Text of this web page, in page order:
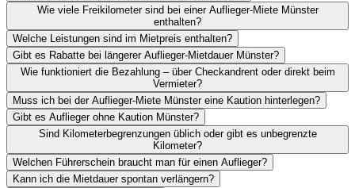
Wie viele Freikilometer sind bei einer Auflieger-Miete Münster
enthalten?
Welche Leistungen sind im Mietpreis enthalten?
Gibt es Rabatte bei längerer Auflieger-Mietdauer Münster?
Wie funktioniert die Bezahlung – über Checkandrent oder direkt beim
Vermieter?
Muss ich bei der Auflieger-Miete Münster eine Kaution hinterlegen?
Gibt es Auflieger ohne Kaution Münster?
Sind Kilometerbegrenzungen üblich oder gibt es unbegrenzte
Kilometer?
Welchen Führerschein braucht man für einen Auflieger?
Kann ich die Mietdauer spontan verlängern?